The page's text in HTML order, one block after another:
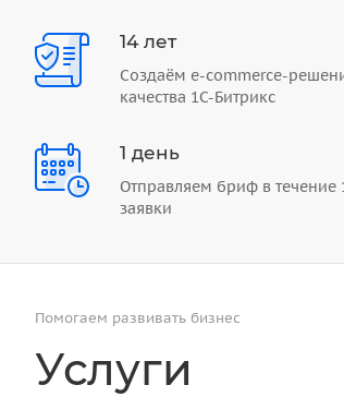
14 лет
Создаём e-commerce-
качества 1С-Битрикс
1 день
Отправляем бриф в течение
заявки
Помогаем развивать бизнес
Услуги